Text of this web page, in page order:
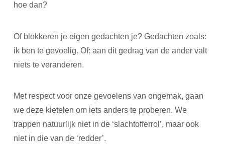
hoe dan?
Of blokkeren je eigen gedachten je? Gedachten zoals:
ik ben te gevoelig. Of: aan dit gedrag van de ander valt
niets te veranderen.
Met respect voor onze gevoelens van ongemak, gaan
we deze kietelen om iets anders te proberen. We
trappen natuurlijk niet in de ‘slachtofferrol’, maar ook
niet in die van de ‘redder’.